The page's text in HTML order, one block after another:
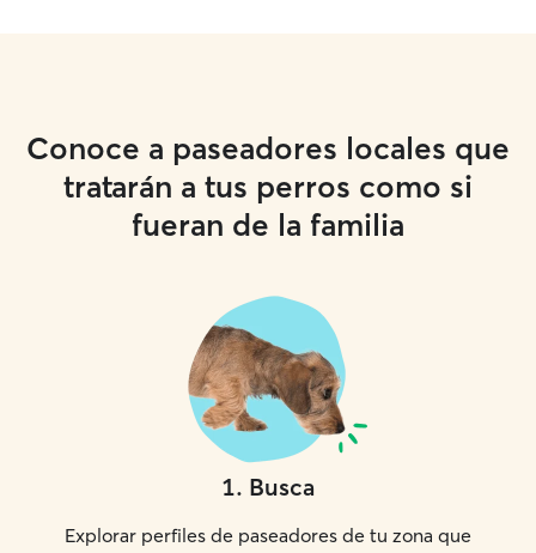
Conoce a paseadores locales que
tratarán a tus perros como si
fueran de la familia
1. Busca
Explorar perfiles de paseadores de tu zona que